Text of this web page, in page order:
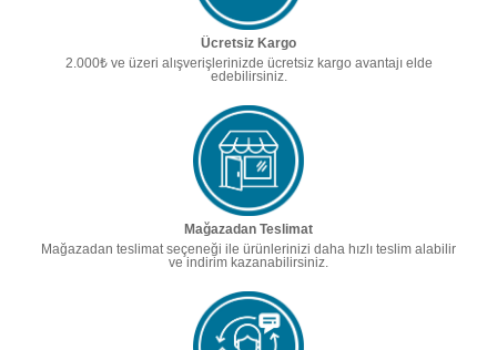
Ücretsiz Kargo
2.000₺ ve üzeri alışverişlerinizde ücretsiz kargo avantajı elde
edebilirsiniz.
Mağazadan Teslimat
Mağazadan teslimat seçeneği ile ürünlerinizi daha hızlı teslim alabilir
ve indirim kazanabilirsiniz.